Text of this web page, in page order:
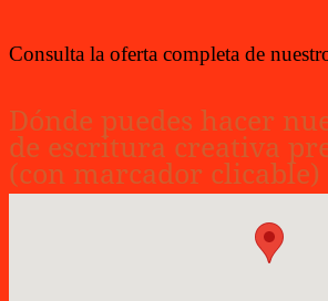
Consulta la oferta completa de
Dónde puedes hacer
de escritura creativa
(con marcador clicable)